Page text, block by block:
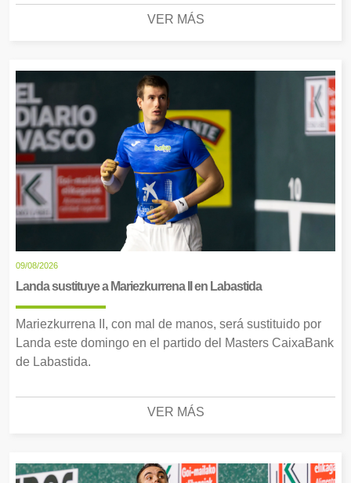
VER MÁS
09/08/2026
Landa sustituye a Mariezkurrena II en Labastida
Mariezkurrena II, con mal de manos, será sustituido por
Landa este domingo en el partido del Masters CaixaBank
de Labastida.
VER MÁS